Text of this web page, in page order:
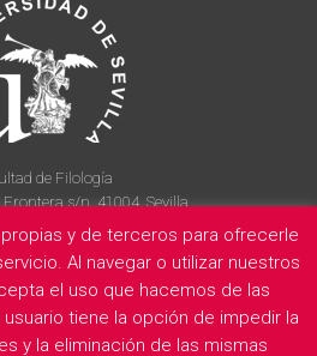
de Filología
s/n, 41004, Sevilla
954 55 14 90
legal Politica de privacidad Cookies
y de terceros para ofrecerle
Al navegar o utilizar nuestros
el uso que hacemos de las
tiene la opción de impedir la
y la eliminación de las mismas